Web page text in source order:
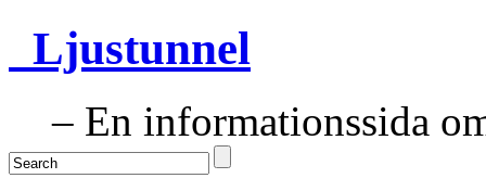
Ljustunnel
– En informationssida